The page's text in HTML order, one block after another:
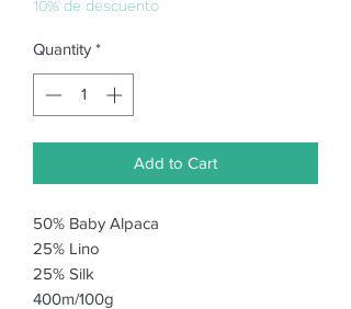
10% de descuento
Quantity *
Add to Cart
50% Baby Alpaca
25% Lino
25% Silk
400m/100g